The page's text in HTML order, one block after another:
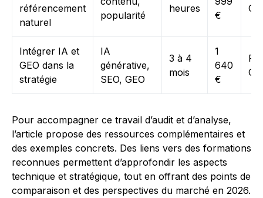
référencement
naturel
popularité
heures
€
Intégrer IA et
GEO dans la
stratégie
IA
générative,
SEO, GEO
3 à 4
mois
1
640
€
Pour accompagner ce travail d’audit et d’analyse,
l’article propose des ressources complémentaires et
des exemples concrets. Des liens vers des formations
reconnues permettent d’approfondir les aspects
technique et stratégique, tout en offrant des points de
comparaison et des perspectives du marché en 2026.